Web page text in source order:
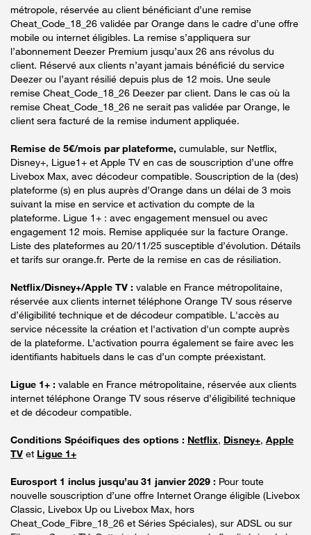
métropole, réservée au client bénéficiant d’une remise
Cheat_Code_18_26 validée par Orange dans le cadre d’une offre
mobile ou internet éligibles. La remise s’appliquera sur
l’abonnement Deezer Premium jusqu’aux 26 ans révolus du
client. Réservé aux clients n’ayant jamais bénéficié du service
Deezer ou l’ayant résilié depuis plus de 12 mois. Une seule
remise Cheat_Code_18_26 Deezer par client. Dans le cas où la
remise Cheat_Code_18_26 ne serait pas validée par Orange, le
client sera facturé de la remise indument appliquée.
Remise de 5€/mois par plateforme, cumulable, sur Netflix,
Disney+, Ligue1+ et Apple TV en cas de souscription d’une offre
Livebox Max, avec décodeur compatible. Souscription de la (des)
plateforme (s) en plus auprès d’Orange dans un délai de 3 mois
suivant la mise en service et activation du compte de la
plateforme. Ligue 1+ : avec engagement mensuel ou avec
engagement 12 mois. Remise appliquée sur la facture Orange.
Liste des plateformes au 20/11/25 susceptible d’évolution. Détails
et tarifs sur orange.fr. Perte de la remise en cas de résiliation.
Netflix/Disney+/Apple TV : valable en France métropolitaine,
réservée aux clients internet téléphone Orange TV sous réserve
d’éligibilité technique et de décodeur compatible. L'accès au
service nécessite la création et l'activation d'un compte auprès
de la plateforme. L’activation pourra également se faire avec les
identifiants habituels dans le cas d’un compte préexistant.
Ligue 1+ : valable en France métropolitaine, réservée aux clients
internet téléphone Orange TV sous réserve d’éligibilité technique
et de décodeur compatible.
Conditions Spécifiques des options : Netflix, Disney+, Apple
TV et Ligue 1+
Eurosport 1 inclus jusqu’au 31 janvier 2029 : Pour toute
nouvelle souscription d’une offre Internet Orange éligible (Livebox
Classic, Livebox Up ou Livebox Max, hors
Cheat_Code_Fibre_18_26 et Séries Spéciales), sur ADSL ou sur